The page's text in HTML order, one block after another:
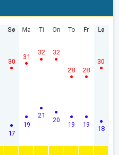
Sø
17
30
Ma
19
31
Ti
21
32
On
20
32
To
19
28
Fr
19
28
Lø
18
30